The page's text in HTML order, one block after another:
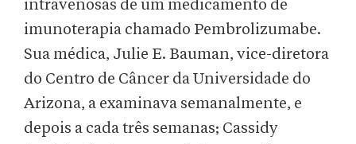
intravenosas de um medicamento de
imunoterapia chamado Pembrolizumabe.
Sua médica, Julie E. Bauman, vice-diretora
do Centro de Câncer da Universidade do
Arizona, a examinava semanalmente, e
depois a cada três semanas; Cassidy